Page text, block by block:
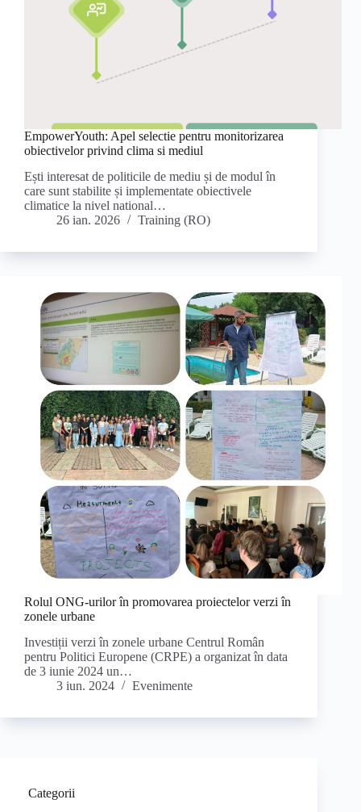
EmpowerYouth: Apel selectie pentru monitorizarea
obiectivelor privind clima si mediul
Ești interesat de politicile de mediu și de modul în
care sunt stabilite și implementate obiectivele
climatice la nivel national…
26 ian. 2026
Training (RO)
Rolul ONG-urilor în promovarea proiectelor verzi în
zonele urbane
Investiții verzi în zonele urbane Centrul Român
pentru Politici Europene (CRPE) a organizat în data
de 3 iunie 2024 un…
3 iun. 2024
Evenimente
Categorii